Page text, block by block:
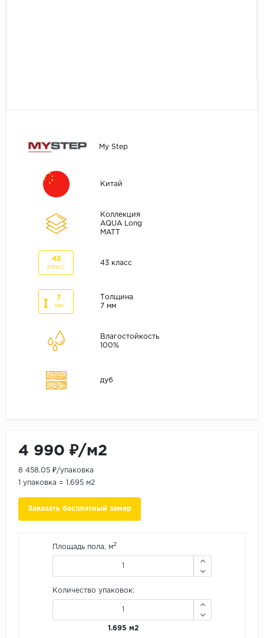
Ясень
My Step
Китай
Коллекция
AQUA Long
MATT
43
класс
43 класс
7
мм
Толщина
7 мм
Влагостойкость
100%
дуб
4 990 ₽/м2
8 458.05 ₽/упаковка
1 упаковка = 1.695 м2
Заказать бесплатный замер
Площадь пола, м2
Количество упаковок:
1.695 м2